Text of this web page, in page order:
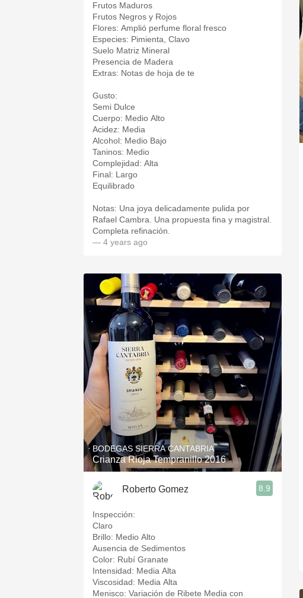
Frutos Maduros
Frutos Negros y Rojos
Flores: Amplió perfume floral fresco
Especies: Pimienta, Clavo
Suelo Matriz Mineral
Presencia de Madera
Extras: Notas de hoja de te
Gusto:
Semi Dulce
Cuerpo: Medio Alto
Acidez: Media
Alcohol: Medio Bajo
Taninos: Medio
Complejidad: Alta
Final: Largo
Equilibrado
Notas: Una joya delicadamente pulida por
Rafael Cambra. Una propuesta fina y magistral.
Completa refinación.
— 4 years ago
BODEGAS SIERRA CANTABRIA
Crianza Rioja Tempranillo 2016
Roberto Gomez 8.9
Inspección:
Claro
Brillo: Medio Alto
Ausencia de Sedimentos
Color: Rubí Granate
Intensidad: Media Alta
Viscosidad: Media Alta
Menisco: Variación de Ribete Media con